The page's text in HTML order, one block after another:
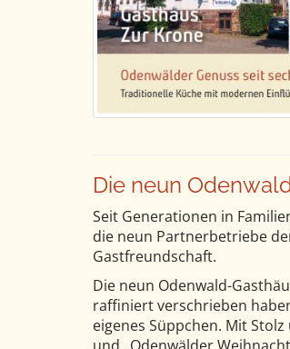
Die neun
Seit Generationen in
die neun Partnerbetriebe
Gastfreundschaft.
Die neun Odenwald-
raffiniert verschrieben
eigenes Süppchen. Mit